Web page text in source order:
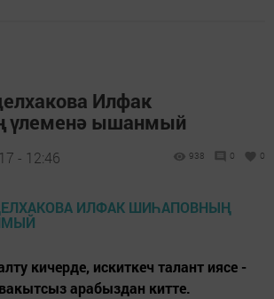
Илфак
үлеменә ышанмый
- 12:46 938 0 0
кичерде, искиткеч талант иясе -
арабыздан китте.